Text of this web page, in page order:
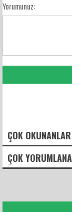
Yorumunuz:
ÇOK OKUNANLAR
ÇOK